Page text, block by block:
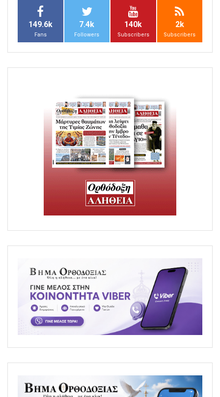
149.6k
Fans
7.4k
Followers
140k
Subscribers
2k
Subscribers